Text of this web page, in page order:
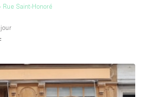
Saint-Honoré